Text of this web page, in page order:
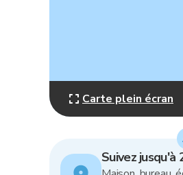
Carte plein écran
Suivez jusqu'à